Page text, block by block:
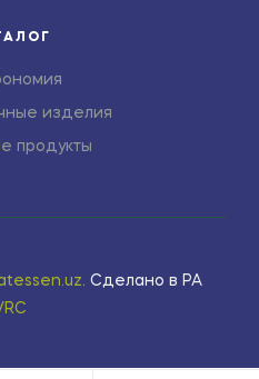
изделия
продукты
Сделано в РА